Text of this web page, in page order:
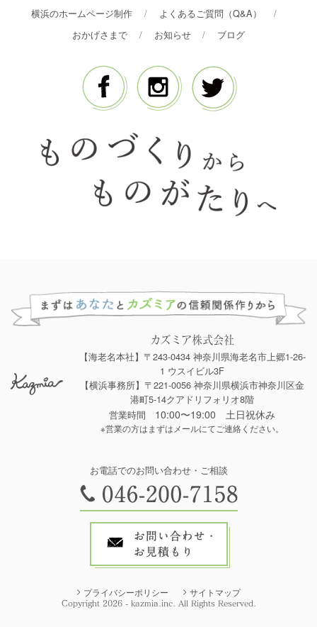
横浜のホームページ制作
よくあるご質問（Q&A）
おかげさまで
お知らせ ブログ
カズミア株式会社
【海老名本社】〒243-0434 神奈川県海老名市上郷1-26-
1 ウスイビル3F
【横浜事務所】〒221-0056 神奈川県横浜市神奈川区金
港町5-14クアドリフォリオ8階
営業時間 10:00〜19:00 土日祝休み
※営業の方はまずはメールにてご連絡ください。
お電話でのお問い合わせ・ご相談
プライバシーポリシー サイトマップ
Copyright 2026 - kazmia.inc. All Rights Reserved.